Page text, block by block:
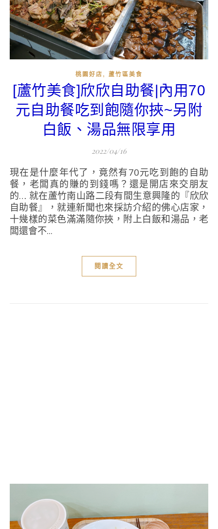
桃園好店 , 蘆竹區美食
[蘆竹美食]欣欣自助餐|內用70
元自助餐吃到飽隨你挾~另附
白飯、湯品無限享用
2022/04/16
現在是什麼年代了，竟然有70元吃到飽的自助
餐，老闆真的賺的到錢嗎？還是開店來交朋友
的… 就在蘆竹南山路二段有間生意興隆的『欣欣
自助餐』，就連新聞也來採訪介紹的佛心店家，
十幾樣的菜色滿滿隨你挾，附上白飯和湯品，老
闆還會不...
閱讀全文